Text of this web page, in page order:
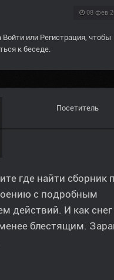
08 фев
Войти или Регистрация , чтобы
к беседе.
Посетитель
где найти сборник
с подробным
действий. И как снег
блестящим.